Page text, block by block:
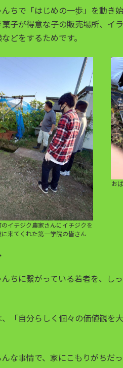
んちで「はじめの一歩」を動き
菓子が得意な子の販売場所、イ
どをするためです。
イチジク農家さんにイチジクを
来てくれた第一学院の皆さん
お
んちに繋がっている若者を、し
「自分らしく個々の価値観を
な事情で、家にこもりがちだ